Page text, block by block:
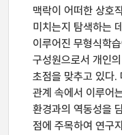
맥락이 어떠한 상호
미치는지 탐색하는
이루어진 무형식학
구성원으로서 개인
초점을 맞추고 있다.
관계 속에서 이루어
환경과의 역동성을
점에 주목하여 연구